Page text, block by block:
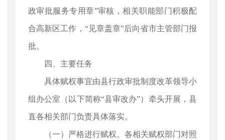
政审批服务专用章”审核，相关职能部门积极配
合高新区工作，“见章盖章”后向省市主管部门报
批。
四、主要任务
具体赋权事宜由县行政审批制度改革领导小
组办公室（以下简称“县审改办”）牵头开展，县
直各相关部门负责具体落实。
（一）严格进行赋权。各相关赋权部门对照